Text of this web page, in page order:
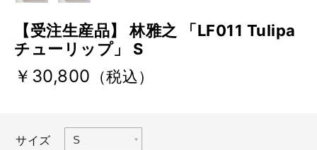
【受注生産品】 林雅之 「LF011 Tulipa
チューリップ」 S
￥30,800 （税込）
サイズ